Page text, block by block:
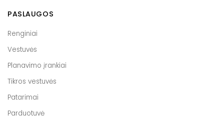
PASLAUGOS
Renginiai
Vestuvės
Planavimo įrankiai
Tikros vestuvės
Patarimai
Parduotuvė